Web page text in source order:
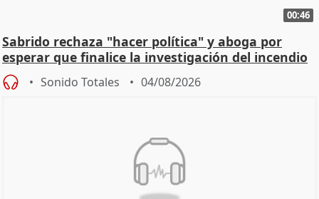
00:46
Sabrido rechaza "hacer política" y aboga por
esperar que finalice la investigación del incendio
Sonido Totales 04/08/2026